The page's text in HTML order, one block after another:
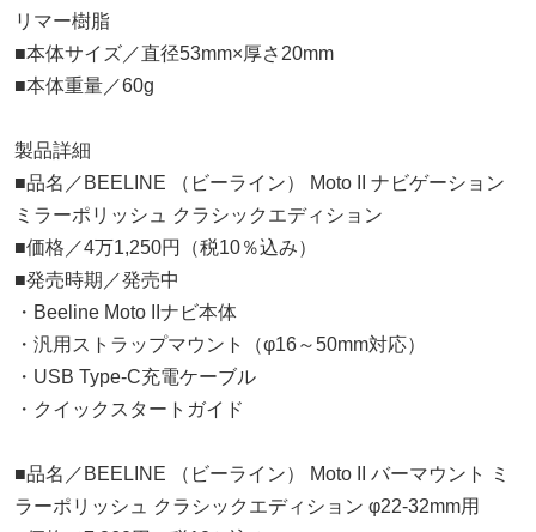
リマー樹脂
■本体サイズ／直径53mm×厚さ20mm
■本体重量／60g
製品詳細
■品名／BEELINE （ビーライン） Moto II ナビゲーション
ミラーポリッシュ クラシックエディション
■価格／4万1,250円（税10％込み）
■発売時期／発売中
・Beeline Moto IIナビ本体
・汎用ストラップマウント（φ16～50mm対応）
・USB Type-C充電ケーブル
・クイックスタートガイド
■品名／BEELINE （ビーライン） Moto II バーマウント ミ
ラーポリッシュ クラシックエディション φ22-32mm用